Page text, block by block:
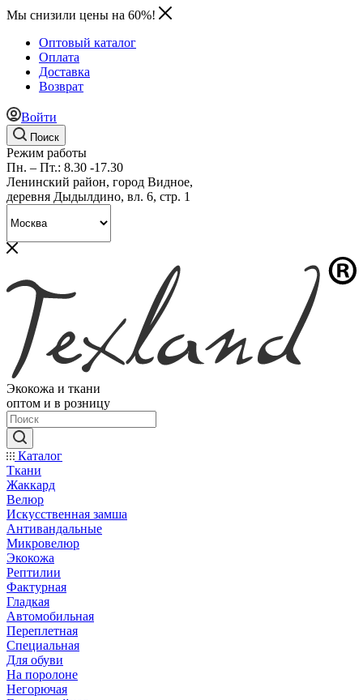
Мы снизили цены на 60%!
Оптовый каталог
Оплата
Доставка
Возврат
Войти
Поиск
Режим работы
Пн. – Пт.: 8.30 -17.30
Ленинский район, город Видное,
деревня Дыдылдино, вл. 6, стр. 1
Экокожа и ткани
оптом и в розницу
Каталог
Ткани
Жаккард
Велюр
Искусственная замша
Антивандальные
Микровелюр
Экокожа
Рептилии
Фактурная
Гладкая
Автомобильная
Переплетная
Специальная
Для обуви
На поролоне
Негорючая